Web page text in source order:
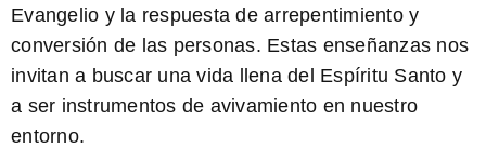
Evangelio y la respuesta de arrepentimiento y
conversión de las personas. Estas enseñanzas nos
invitan a buscar una vida llena del Espíritu Santo y
a ser instrumentos de avivamiento en nuestro
entorno.